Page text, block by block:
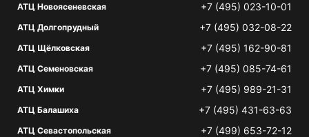
АТЦ Новоясеневская +7 (495) 023-10-01
АТЦ Долгопрудный +7 (495) 032-08-22
АТЦ Щёлковская +7 (495) 162-90-81
АТЦ Семеновская +7 (495) 085-74-61
АТЦ Химки +7 (495) 989-21-31
АТЦ Балашиха +7 (495) 431-63-63
АТЦ Севастопольская +7 (499) 653-72-12